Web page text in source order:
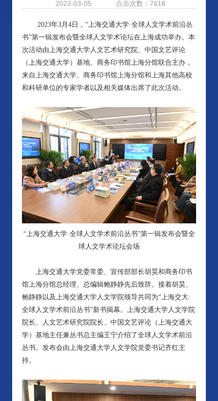
2023-03-05 点击次数：7618
2023年3月4日，“上海交通大学·全球人文学术前沿丛
书”第一辑发布会暨全球人文学术论坛在上海成功举办。本
次活动由上海交通大学人文艺术研究院、中国文艺评论
（上海交通大学）基地、商务印书馆上海分馆联合主办，
来自上海交通大学、商务印书馆上海分馆和上海其他高校
和科研单位的专家学者以及相关媒体出席了此次活动。
“上海交通大学·全球人文学术前沿丛书”第一辑发布会暨全
球人文学术论坛会场
上海交通大学党委常委、宣传部部长胡昊和商务印书
馆上海分馆总经理、总编辑鲍静静先后致辞。接着胡昊、
鲍静静以及上海交通大学人文学院领导共同为“上海交大·
全球人文学术前沿丛书”新书揭幕。上海交通大学人文学院
院长、人文艺术研究院院长、中国文艺评论（上海交通大
学）基地主任兼丛书总主编王宁介绍了全球人文学术前沿
丛书。发布会由上海交通大学人文学院党委书记齐红主
持。